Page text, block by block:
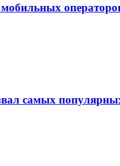
самых